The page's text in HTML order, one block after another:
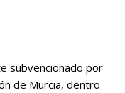
subvencionado por
de Murcia, dentro